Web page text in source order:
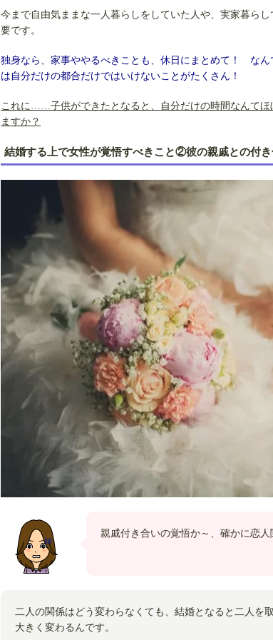
今まで自由気ままな一人暮らしをしていた人や、実家暮ら
要です。
独身なら、家事ややるべきことも、休日にまとめて！ なん
は自分だけの都合だけではいけないことがたくさん！
これに……子供ができたとなると、自分だけの時間なんてほ
ますか？
結婚する上で女性が覚悟すべきこと②彼の親戚との付
親戚付き合いの覚悟か～、確かに恋人
二人の関係はどう変わらなくても、結婚となると二人を
大きく変わるんです。